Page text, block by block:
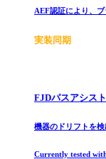
AEF認証により、
実装同期
FJDパスアシスト
機器のドリフトを
Currently tested